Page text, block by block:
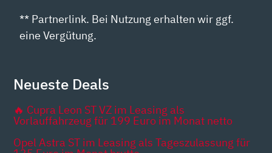
** Partnerlink. Bei Nutzung erhalten wir ggf.
eine Vergütung.
Neueste Deals
🔥 Cupra Leon ST VZ im Leasing als
Vorlauffahrzeug für 199 Euro im Monat netto
Opel Astra ST im Leasing als Tageszulassung für